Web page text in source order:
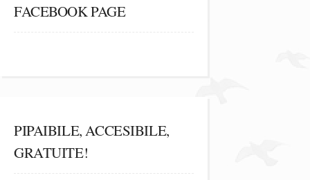
FACEBOOK PAGE
PIPAIBILE, ACCESIBILE,
GRATUITE!